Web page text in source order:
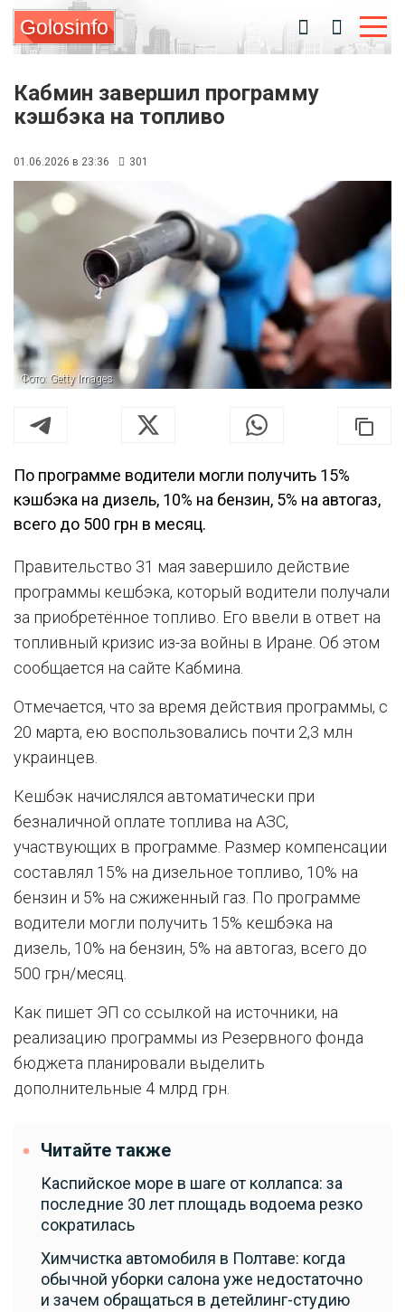
Golosinfo
Кабмин завершил программу
кэшбэка на топливо
01.06.2026 в 23:36 301
Фото: Getty Images
По программе водители могли получить 15%
кэшбэка на дизель, 10% на бензин, 5% на автогаз,
всего до 500 грн в месяц.
Правительство 31 мая завершило действие
программы кешбэка, который водители получали
за приобретённое топливо. Его ввели в ответ на
топливный кризис из-за войны в Иране. Об этом
сообщается на сайте Кабмина.
Отмечается, что за время действия программы, с
20 марта, ею воспользовались почти 2,3 млн
украинцев.
Кешбэк начислялся автоматически при
безналичной оплате топлива на АЗС,
участвующих в программе. Размер компенсации
составлял 15% на дизельное топливо, 10% на
бензин и 5% на сжиженный газ. По программе
водители могли получить 15% кешбэка на
дизель, 10% на бензин, 5% на автогаз, всего до
500 грн/месяц.
Как пишет ЭП со ссылкой на источники, на
реализацию программы из Резервного фонда
бюджета планировали выделить
дополнительные 4 млрд грн.
Читайте также
Каспийское море в шаге от коллапса: за
последние 30 лет площадь водоема резко
сократилась
Химчистка автомобиля в Полтаве: когда
обычной уборки салона уже недостаточно
и зачем обращаться в детейлинг-студию